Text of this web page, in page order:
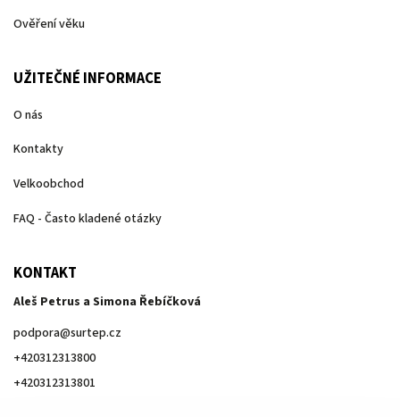
Ověření věku
UŽITEČNÉ INFORMACE
O nás
Kontakty
Velkoobchod
FAQ - Často kladené otázky
KONTAKT
Aleš Petrus a Simona Řebíčková
podpora@surtep.cz
+420312313800
+420312313801